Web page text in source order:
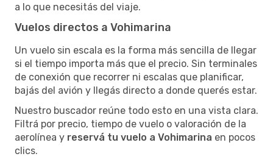
a lo que necesitás del viaje.
Vuelos directos a Vohimarina
Un vuelo sin escala es la forma más sencilla de llegar
si el tiempo importa más que el precio. Sin terminales
de conexión que recorrer ni escalas que planificar,
bajás del avión y llegás directo a donde querés estar.
Nuestro buscador reúne todo esto en una vista clara.
Filtrá por precio, tiempo de vuelo o valoración de la
aerolínea y reservá tu vuelo a Vohimarina en pocos
clics.